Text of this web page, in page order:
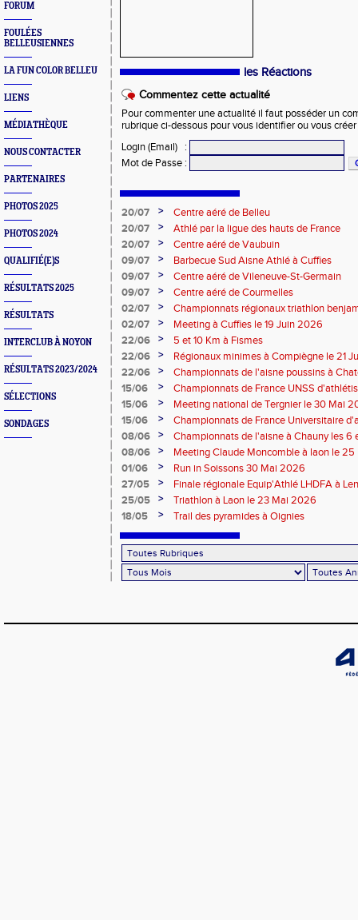
FORUM
FOULÉES
BELLEUSIENNES
LA FUN COLOR BELLEU
LIENS
MÉDIATHÈQUE
NOUS CONTACTER
PARTENAIRES
PHOTOS 2025
PHOTOS 2024
QUALIFIÉ(E)S
RÉSULTATS 2025
RÉSULTATS
INTERCLUB À NOYON
RÉSULTATS 2023/2024
SÉLECTIONS
SONDAGES
les Réactions
Commentez cette actualité
Pour commenter une actualité il faut posséder un
rubrique ci-dessous pour vous identifier ou vous
Login (Email)
:
Mot de Passe :
20/07 >
Centre aéré de Belleu
20/07
>
Athlé par la ligue des hauts de France
20/07
>
Centre aéré de Vaubuin
09/07
>
Barbecue Sud Aisne Athlé à Cuffies
09/07
>
Centre aéré de Vileneuve-St-Germain
09/07
>
Centre aéré de Courmelles
02/07
>
Championnats régionaux triathlon
2026
02/07 >
Meeting à Cuffies le 19 Juin 2026
22/06
>
5 et 10 Km à Fismes
22/06
>
Régionaux minimes à Compiègne le 21
22/06
>
Championnats de l'aisne poussins à
2026
15/06 >
Championnats de France UNSS
15/06
>
Meeting national de Tergnier le 30 Mai
15/06
>
Championnats de France Universitaire
Mai 2026
08/06 >
Championnats de l'aisne à Chauny les 6
08/06
>
Meeting Claude Moncomble à laon le
01/06
>
Run in Soissons 30 Mai 2026
27/05
>
Finale régionale Equip'Athlé LHDFA à
25/05
>
Triathlon à Laon le 23 Mai 2026
18/05
> Trail des pyramides à Oignies